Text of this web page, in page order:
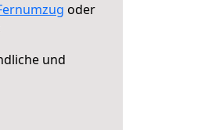
oder
und